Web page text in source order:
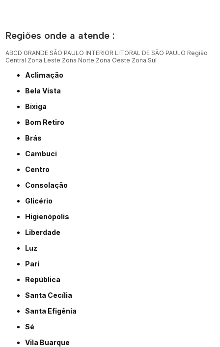
Regiões onde a atende :
ABCD GRANDE SÃO PAULO INTERIOR LITORAL DE SÃO PAULO Região
Central Zona Leste Zona Norte Zona Oeste Zona Sul
Aclimação
Bela Vista
Bixiga
Bom Retiro
Brás
Cambuci
Centro
Consolação
Glicério
Higienópolis
Liberdade
Luz
Pari
República
Santa Cecília
Santa Efigênia
Sé
Vila Buarque